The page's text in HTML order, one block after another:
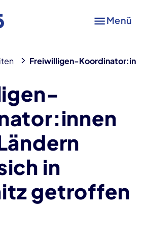
Menü
Freiwilligen-
in
getroffen